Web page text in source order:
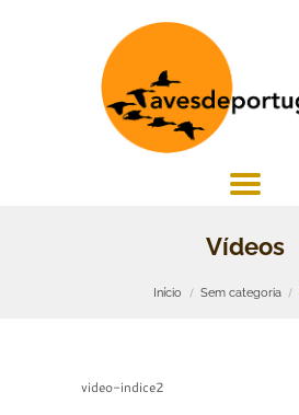
Vídeos
Início Sem categoria
video-indice2